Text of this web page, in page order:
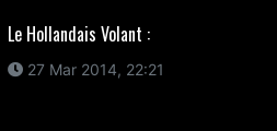
Le Hollandais Volant :
27 Mar 2014, 22:21